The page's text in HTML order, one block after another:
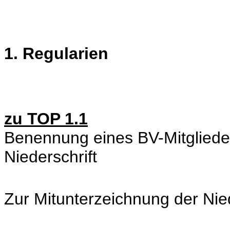
1. Regularien
zu TOP 1.1
Benennung eines BV-
Niederschrift
Zur Mitunterzeichnung der